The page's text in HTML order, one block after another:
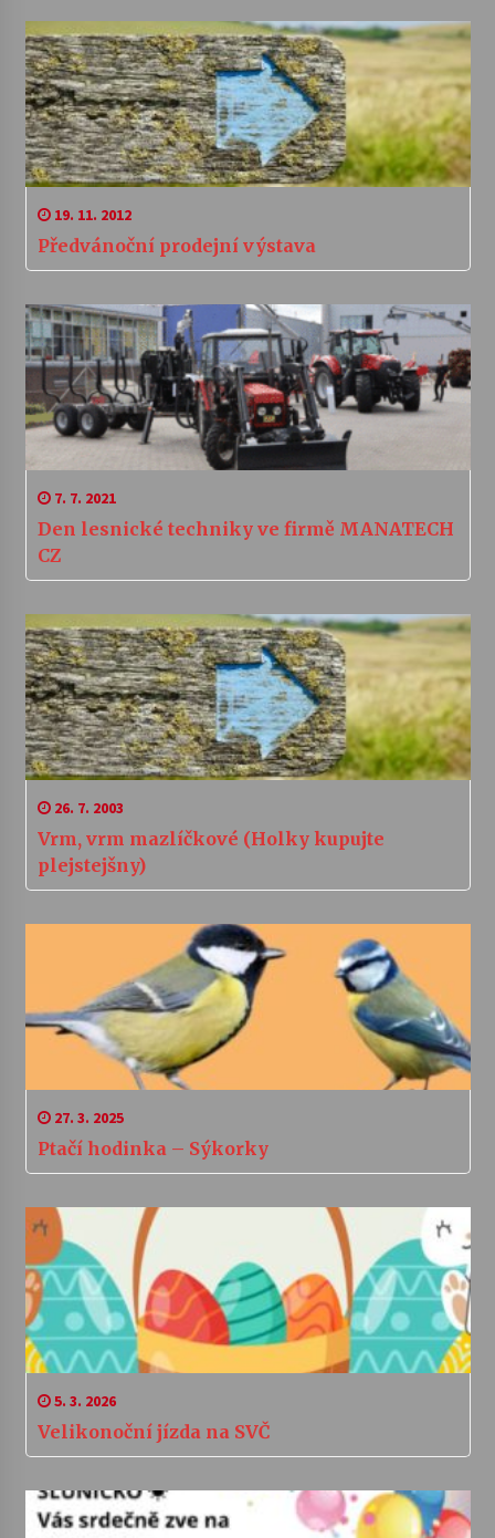
19. 11. 2012
Předvánoční prodejní výstava
7. 7. 2021
Den lesnické techniky ve firmě MANATECH
CZ
26. 7. 2003
Vrm, vrm mazlíčkové (Holky kupujte
plejstejšny)
27. 3. 2025
Ptačí hodinka – Sýkorky
5. 3. 2026
Velikonoční jízda na SVČ